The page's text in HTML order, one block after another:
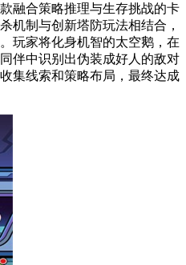
融合策略推理与生存挑战的卡
机制与创新塔防玩法相结合，
玩家将化身机智的太空鹅，在
伴中识别出伪装成好人的敌对
集线索和策略布局，最终达成